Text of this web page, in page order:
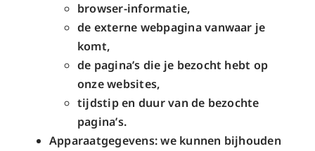
browser-informatie,
de externe webpagina vanwaar je
komt,
de pagina’s die je bezocht hebt op
onze websites,
tijdstip en duur van de bezochte
pagina’s.
Apparaatgegevens: we kunnen bijhouden